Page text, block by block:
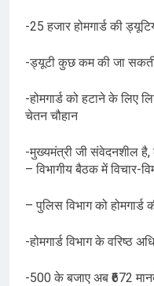
-25 हजार होमगार्ड की
-ड्यूटी कुछ कम की जा
-होमगार्ड को हटाने के लिए
चेतन चौहान
-मुख्यमंत्री जी संवेदनशील है,
– विभागीय बैठक में विचार-
– पुलिस विभाग को
-होमगार्ड विभाग के वरिष्ठ
-500 के बजाए अब ₹672